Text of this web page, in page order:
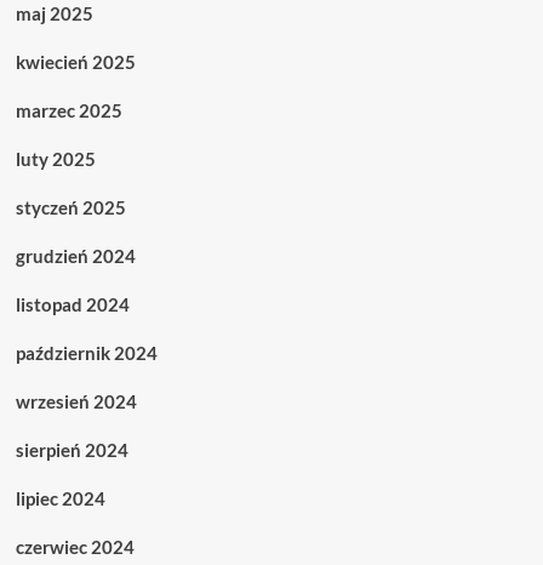
maj 2025
kwiecień 2025
marzec 2025
luty 2025
styczeń 2025
grudzień 2024
listopad 2024
październik 2024
wrzesień 2024
sierpień 2024
lipiec 2024
czerwiec 2024